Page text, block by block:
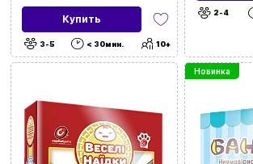
Купить
3-5 < 30мин. 10+
2-4
Новинка